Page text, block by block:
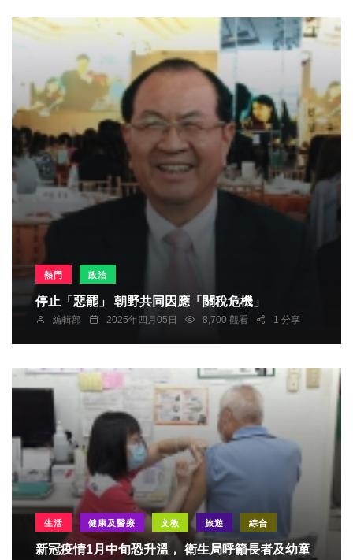
熱門 政治
停止「惡罷」 朝野共同因應「關稅危機」
編輯部 2025年四月05日 8,700 觀看 1 分享
生活 健康及醫療 文教 旅遊 綜合
新冠疫情1月中旬恐升溫， 衛生局呼籲長者及幼童